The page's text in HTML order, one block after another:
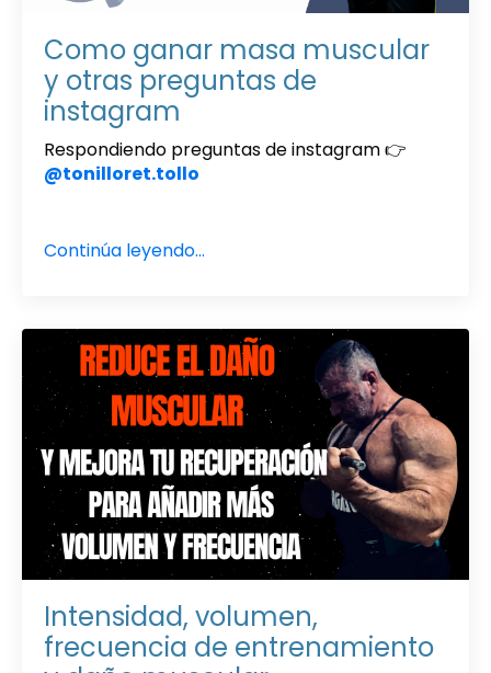
Como ganar masa muscular
y otras preguntas de
instagram
Respondiendo preguntas de instagram 👉
@tonilloret.tollo
Continúa leyendo...
Intensidad, volumen,
frecuencia de entrenamiento